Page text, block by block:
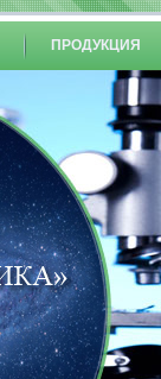
ПРОДУКЦИЯ